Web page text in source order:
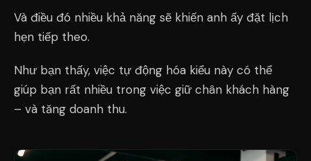
Và điều đó nhiều khả năng sẽ khiến anh ấy đặt lịch
hẹn tiếp theo.
Như bạn thấy, việc tự động hóa kiểu này có thể
giúp bạn rất nhiều trong việc giữ chân khách hàng
– và tăng doanh thu.